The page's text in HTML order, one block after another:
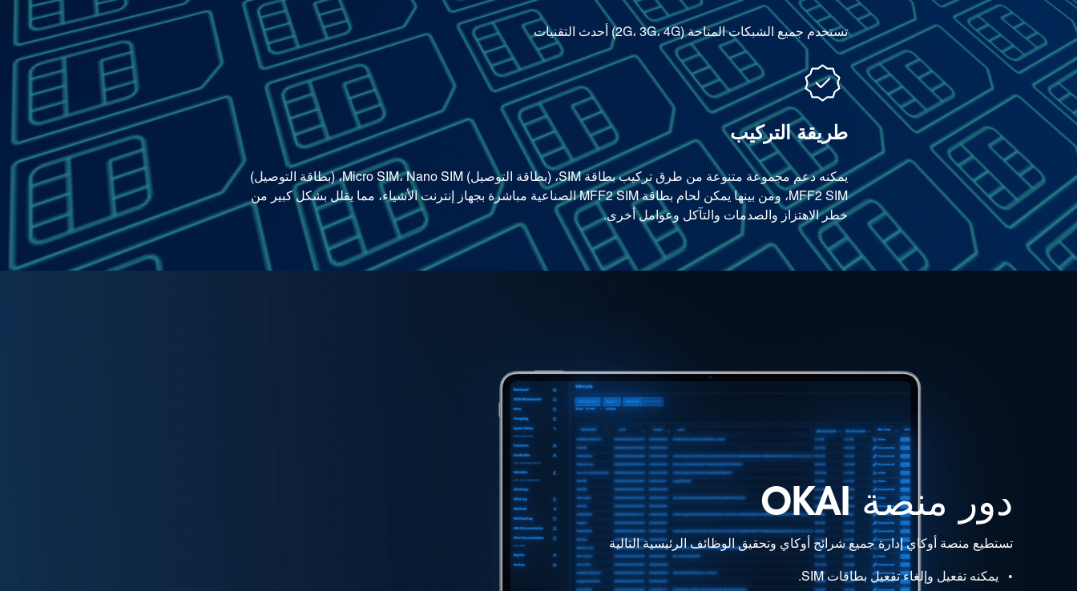
تستخدم جميع الشبكات المتاحة (2G، 3G، 4G) أحدث التقنيات
طريقة التركيب
يمكنه دعم مجموعة متنوعة من طرق تركيب بطاقة SIM، (بطاقة التوصيل) Micro SIM، Nano SIM، (بطاقة التوصيل)
MFF2 SIM، ومن بينها يمكن لحام بطاقة MFF2 SIM الصناعية مباشرة بجهاز إنترنت الأشياء، مما يقلل بشكل كبير من
خطر الاهتزاز والصدمات والتآكل وعوامل أخرى.
دور منصة OKAI
تستطيع منصة أوكاي إدارة جميع شرائح أوكاي وتحقيق الوظائف الرئيسية التالية
• يمكنه تفعيل وإلغاء تفعيل بطاقات SIM.